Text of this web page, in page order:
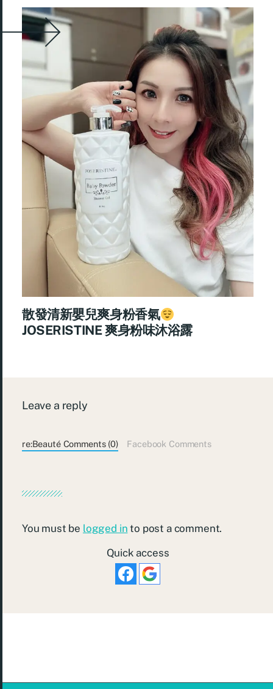
散發清新嬰兒爽身粉香氣
JOSERISTINE 爽身粉味沐浴露
Leave a reply
re:Beauté Comments (0) Facebook Comments
You must be logged in to post a comment.
Quick access